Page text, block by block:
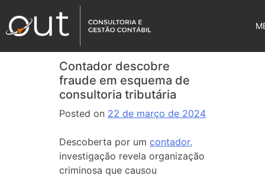
Contador descobre
fraude em esquema de
consultoria tributária
Posted on 22 de março de 2024
Descoberta por um contador,
investigação revela organização
criminosa que causou